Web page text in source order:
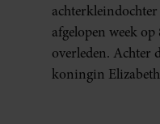
afgelopen week
overleden. Achter
koningin